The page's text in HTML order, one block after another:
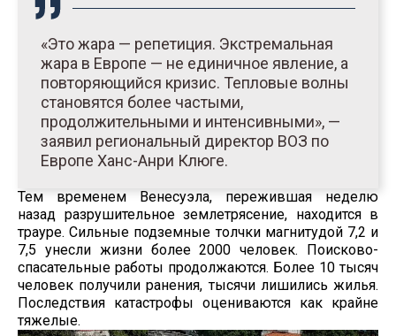
«Это жара — репетиция. Экстремальная
жара в Европе — не единичное явление, а
повторяющийся кризис. Тепловые волны
становятся более частыми,
продолжительными и интенсивными», —
заявил региональный директор ВОЗ по
Европе Ханс-Анри Клюге.
Тем временем Венесуэла, пережившая неделю
назад разрушительное землетрясение, находится в
трауре. Сильные подземные толчки магнитудой 7,2 и
7,5 унесли жизни более 2000 человек. Поисково-
спасательные работы продолжаются. Более 10 тысяч
человек получили ранения, тысячи лишились жилья.
Последствия катастрофы оцениваются как крайне
тяжелые.